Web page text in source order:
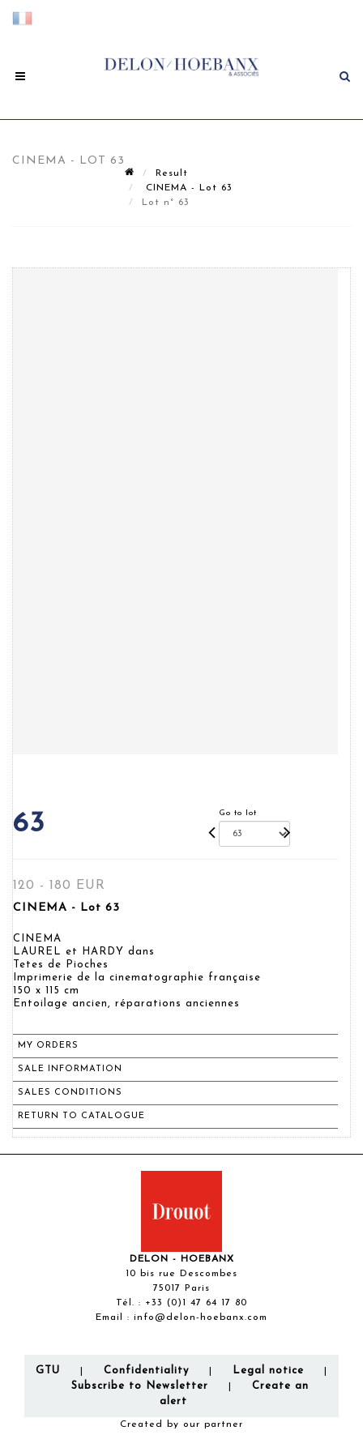
CINEMA - LOT 63
Result
CINEMA - Lot 63
Lot n° 63
63 Go to lot
120 - 180 EUR
CINEMA - Lot 63
CINEMA
LAUREL et HARDY dans
Tetes de Pioches
Imprimerie de la cinematographie française
150 x 115 cm
Entoilage ancien, réparations anciennes
MY ORDERS
SALE INFORMATION
SALES CONDITIONS
RETURN TO CATALOGUE
DELON - HOEBANX
10 bis rue Descombes
75017 Paris
Tél. : +33 (0)1 47 64 17 80
Email : info@delon-hoebanx.com
GTU Confidentiality Legal notice
Subscribe to Newsletter
Create an
alert
Created by our partner